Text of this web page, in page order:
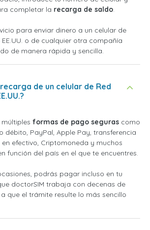
completar la recarga de saldo.
para enviar dinero a un celular de
o de cualquier otra compañía
de manera rápida y sencilla.
de un celular de Red
formas de pago seguras como
débito, PayPal, Apple Pay, transferencia
efectivo, Criptomoneda y muchos
función del país en el que te encuentres.
podrás pagar incluso en tu
doctorSIM trabaja con decenas de
que el trámite resulte lo más sencillo